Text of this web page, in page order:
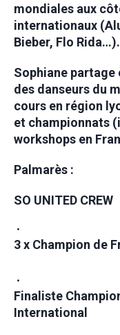
mondiales aux
internationaux
Bieber, Flo Rida…).
Sophiane partage
des danseurs du
cours en région
et championnats
workshops en
Palmarès :
SO UNITED CREW
3 x Champion de
Finaliste
International